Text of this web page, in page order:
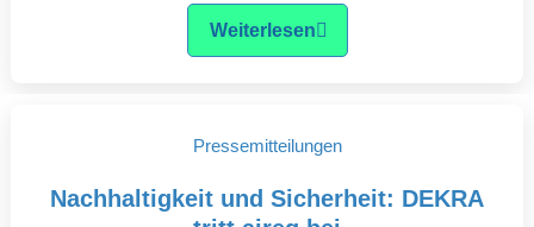
Weiterlesen
Pressemitteilungen
Nachhaltigkeit und Sicherheit: DEKRA